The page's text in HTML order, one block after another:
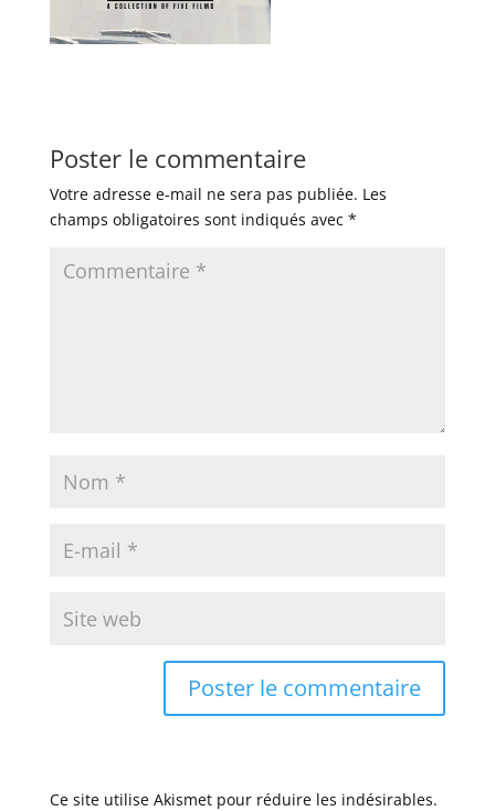
Poster le commentaire
Votre adresse e-mail ne sera pas publiée. Les
champs obligatoires sont indiqués avec *
Ce site utilise Akismet pour réduire les indésirables.